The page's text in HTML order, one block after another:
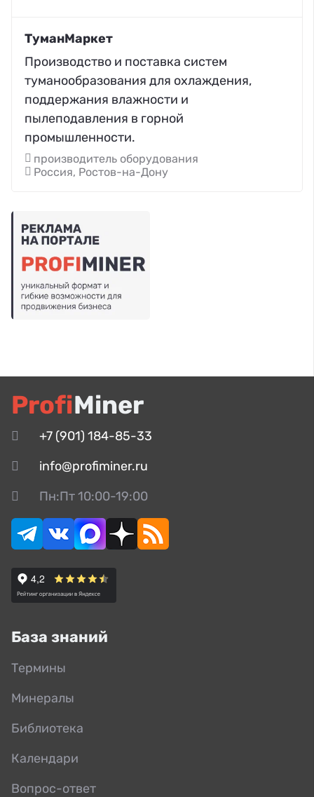
ТуманМаркет
Производство и поставка систем
туманообразования для охлаждения,
поддержания влажности и
пылеподавления в горной
промышленности.
производитель оборудования
Россия, Ростов-на-Дону
ProfiMiner
+7 (901) 184-85-33
info@profiminer.ru
Пн:Пт 10:00-19:00
База знаний
Термины
Минералы
Библиотека
Календари
Вопрос-ответ